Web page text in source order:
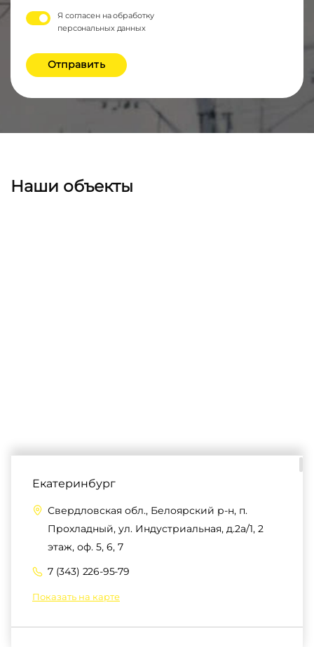
Я согласен на обработку
персональных данных
Отправить
Наши объекты
Екатеринбург
Свердловская обл., Белоярский р-н, п.
Прохладный, ул. Индустриальная, д.2а/1, 2
этаж, оф. 5, 6, 7
7 (343) 226-95-79
Показать на карте